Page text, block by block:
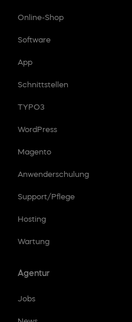
Online-Shop
Software
App
Schnittstellen
TYPO3
WordPress
Magento
Anwenderschulung
Support/Pflege
Hosting
Wartung
Agentur
Jobs